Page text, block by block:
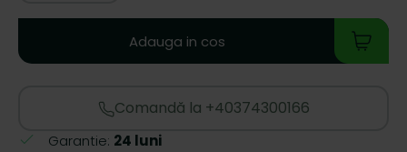
Adauga in cos
Comandă la +40374300166
Garantie: 24 luni